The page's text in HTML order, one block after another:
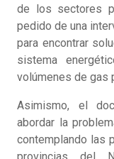
de los sectores
pedido de una
para encontrar
sistema
volúmenes de gas
Asimismo, el
abordar la
contemplando las